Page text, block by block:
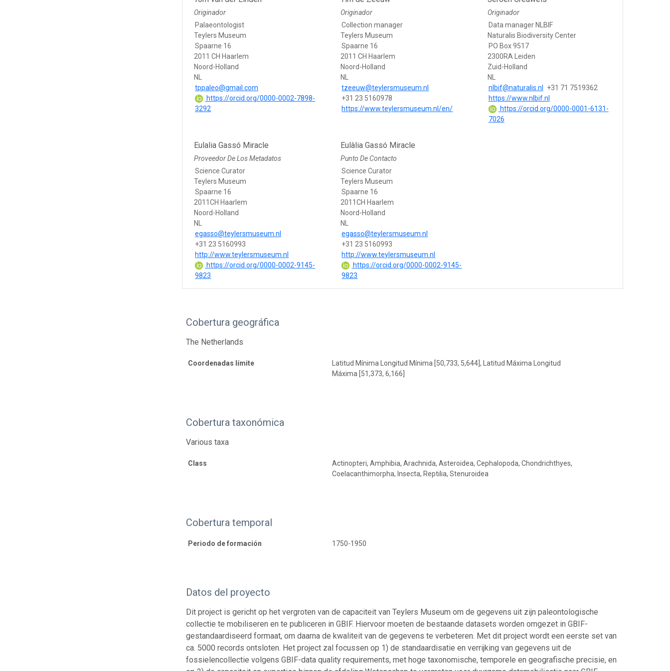
Originador
Palaeontologist
Teylers Museum
Spaarne 16
2011 CH Haarlem
Noord-Holland
NL
tppaleo@gmail.com
https://orcid.org/0000-0002-7898-
3292
Originador
Collection manager
Teylers Museum
Spaarne 16
2011 CH Haarlem
Noord-Holland
NL
tzeeuw@teylersmuseum.nl
+31 23 5160978
https://www.teylersmuseum.nl/en/
Originador
Data manager NLBIF
Naturalis Biodiversity Center
PO Box 9517
2300RA Leiden
Zuid-Holland
NL
nlbif@naturalis.nl
+31 71 7519362
https://www.nlbif.nl
https://orcid.org/0000-0001-6131-
7026
Eulalia Gassó Miracle
Proveedor De Los Metadatos
Science Curator
Teylers Museum
Spaarne 16
2011CH Haarlem
Noord-Holland
NL
egasso@teylersmuseum.nl
+31 23 5160993
http://www.teylersmuseum.nl
https://orcid.org/0000-0002-9145-
9823
Eulàlia Gassó Miracle
Punto De Contacto
Science Curator
Teylers Museum
Spaarne 16
2011CH Haarlem
Noord-Holland
NL
egasso@teylersmuseum.nl
+31 23 5160993
http://www.teylersmuseum.nl
https://orcid.org/0000-0002-9145-
9823
Cobertura geográfica
The Netherlands
Coordenadas límite
Latitud Mínima Longitud Mínima [50,733, 5,644], Latitud Máxima Longitud
Máxima [51,373, 6,166]
Cobertura taxonómica
Various taxa
Class
Actinopteri, Amphibia, Arachnida, Asteroidea, Cephalopoda, Chondrichthyes,
Coelacanthimorpha, Insecta, Reptilia, Stenuroidea
Cobertura temporal
Periodo de formación 1750-1950
Datos del proyecto
Dit project is gericht op het vergroten van de capaciteit van Teylers Museum om de gegevens uit zijn paleontologische
collectie te mobiliseren en te publiceren in GBIF. Hiervoor moeten de bestaande datasets worden omgezet in GBIF-
gestandaardiseerd formaat, om daarna de kwaliteit van de gegevens te verbeteren. Met dit project wordt een eerste set van
ca. 5000 records ontsloten. Het project zal focussen op 1) de standaardisatie en verrijking van gegevens uit de
fossielencollectie volgens GBIF-data quality requirements, met hoge taxonomische, temporele en geografische precisie, en